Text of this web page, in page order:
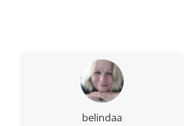
belindaa